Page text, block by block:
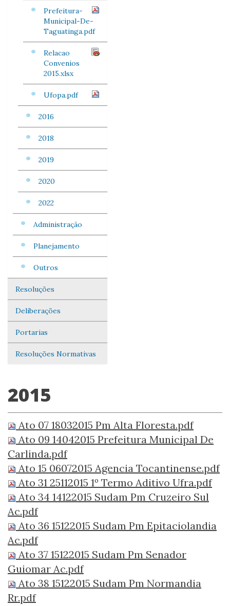
Prefeitura-
Municipal-De-
Taguatinga.pdf
Relacao
Convenios
2015.xlsx
Ufopa.pdf
2016
2018
2019
2020
2022
Administração
Planejamento
Outros
Resoluções
Deliberações
Portarias
Resoluções Normativas
2015
Ato 07 18032015 Pm Alta Floresta.pdf
Ato 09 14042015 Prefeitura Municipal De
Carlinda.pdf
Ato 15 06072015 Agencia Tocantinense.pdf
Ato 31 25112015 1º Termo Aditivo Ufra.pdf
Ato 34 14122015 Sudam Pm Cruzeiro Sul
Ac.pdf
Ato 36 15122015 Sudam Pm Epitaciolandia
Ac.pdf
Ato 37 15122015 Sudam Pm Senador
Guiomar Ac.pdf
Ato 38 15122015 Sudam Pm Normandia
Rr.pdf